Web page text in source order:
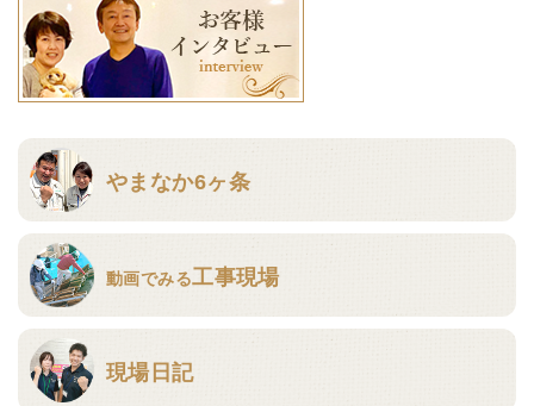
やまなか6ヶ条
動画でみる工事現場
現場日記